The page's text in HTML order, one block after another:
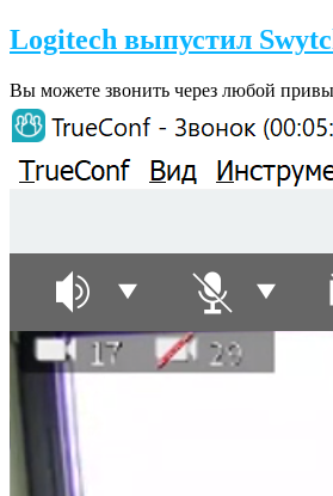
Logitech выпустил
Вы можете звонить через любой